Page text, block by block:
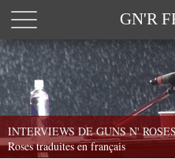
GN'R
INTERVIEWS DE GUNS N'
Roses traduites en français